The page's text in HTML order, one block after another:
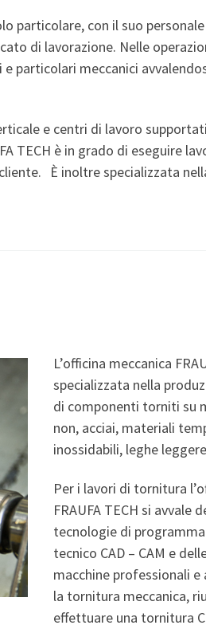
particolare, con il suo
di lavorazione. Nelle
particolari meccanici
e centri di lavoro
TECH è in grado di eseguire
È inoltre specializzata
L’officina meccanica
specializzata nella
di componenti torniti su
non, acciai, materiali
inossidabili, leghe
Per i lavori di tornitura
FRAUFA TECH si avvale
tecnologie di
tecnico CAD – CAM e
macchine professionali e
la tornitura meccanica,
effettuare una tornitura